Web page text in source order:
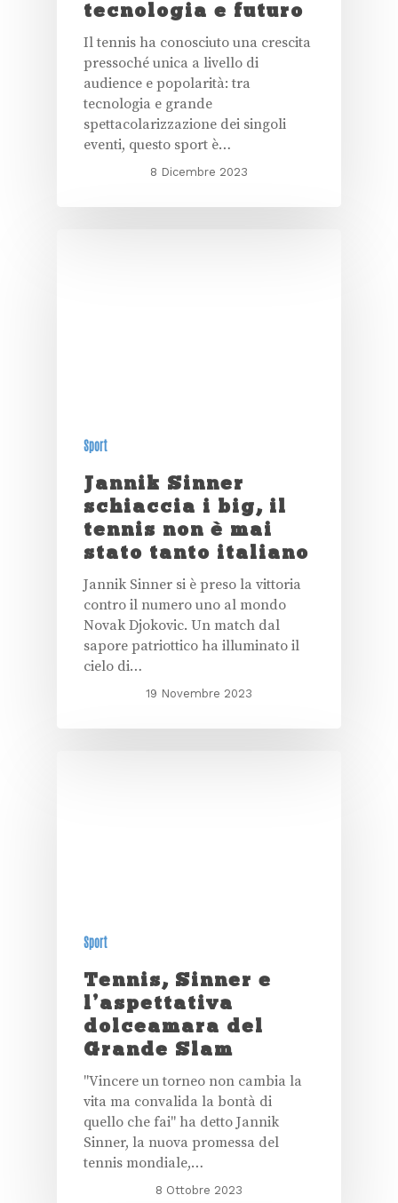
tecnologia e futuro
Il tennis ha conosciuto una crescita
pressoché unica a livello di
audience e popolarità: tra
tecnologia e grande
spettacolarizzazione dei singoli
eventi, questo sport è…
8 Dicembre 2023
Sport
Jannik Sinner
schiaccia i big, il
tennis non è mai
stato tanto italiano
Jannik Sinner si è preso la vittoria
contro il numero uno al mondo
Novak Djokovic. Un match dal
sapore patriottico ha illuminato il
cielo di…
19 Novembre 2023
Sport
Tennis, Sinner e
l’aspettativa
dolceamara del
Grande Slam
"Vincere un torneo non cambia la
vita ma convalida la bontà di
quello che fai" ha detto Jannik
Sinner, la nuova promessa del
tennis mondiale,…
8 Ottobre 2023